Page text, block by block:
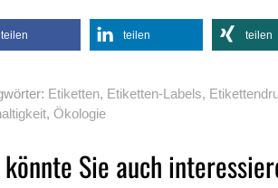
teilen teilen teilen
Etiketten, Etiketten-Labels,
, Ökologie
könnte Sie auch